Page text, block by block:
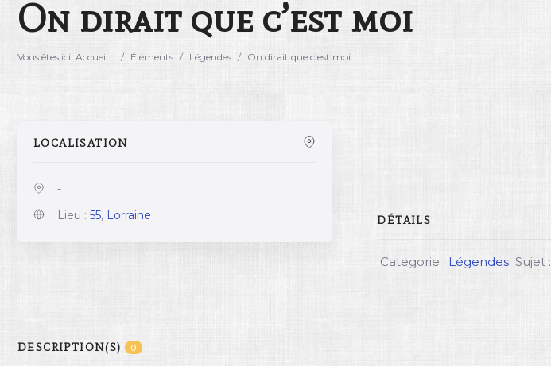
On dirait que c’est moi
Vous êtes ici :Accueil / Éléments / Légendes / On dirait que c’est moi
LOCALISATION
-
Lieu : 55, Lorraine DÉTAILS
Categorie : Légendes Sujet :
DESCRIPTION(S) 0